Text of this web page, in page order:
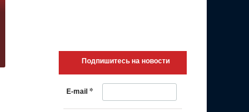
Подпишитесь на новости
E-mail *